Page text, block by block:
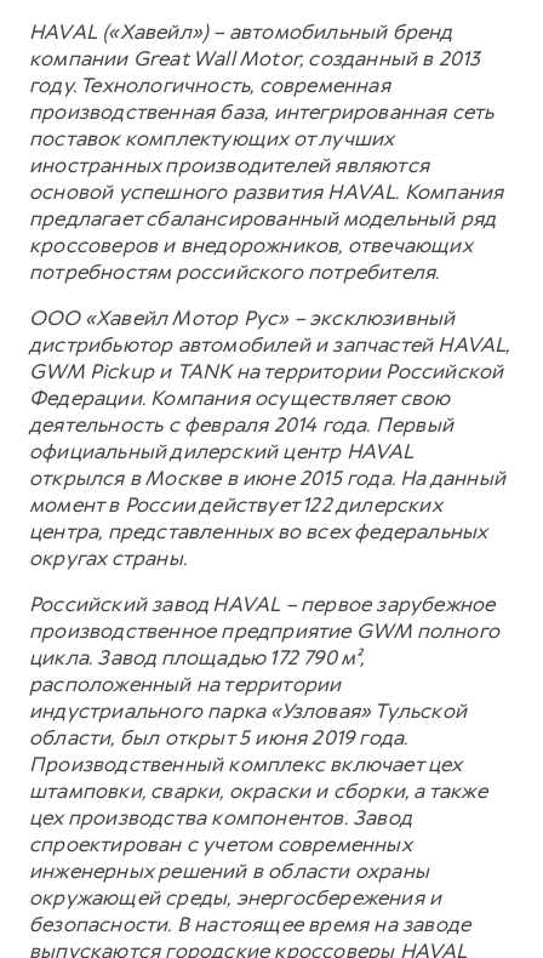
HAVAL («Хавейл») – автомобильный бренд
компании Great Wall Motor, созданный в 2013
году. Технологичность, современная
производственная база, интегрированная сеть
поставок комплектующих от лучших
иностранных производителей являются
основой успешного развития HAVAL. Компания
предлагает сбалансированный модельный ряд
кроссоверов и внедорожников, отвечающих
потребностям российского потребителя.
ООО «Хавейл Мотор Рус» – эксклюзивный
дистрибьютор автомобилей и запчастей HAVAL,
GWM Pickup и TANK на территории Российской
Федерации. Компания осуществляет свою
деятельность с февраля 2014 года. Первый
официальный дилерский центр HAVAL
открылся в Москве в июне 2015 года. На данный
момент в России действует 122 дилерских
центра, представленных во всех федеральных
округах страны.
Российский завод HAVAL – первое зарубежное
производственное предприятие GWM полного
цикла. Завод площадью 172 790 м²,
расположенный на территории
индустриального парка «Узловая» Тульской
области, был открыт 5 июня 2019 года.
Производственный комплекс включает цех
штамповки, сварки, окраски и сборки, а также
цех производства компонентов. Завод
спроектирован с учетом современных
инженерных решений в области охраны
окружающей среды, энергосбережения и
безопасности. В настоящее время на заводе
выпускаются городские кроссоверы HAVAL